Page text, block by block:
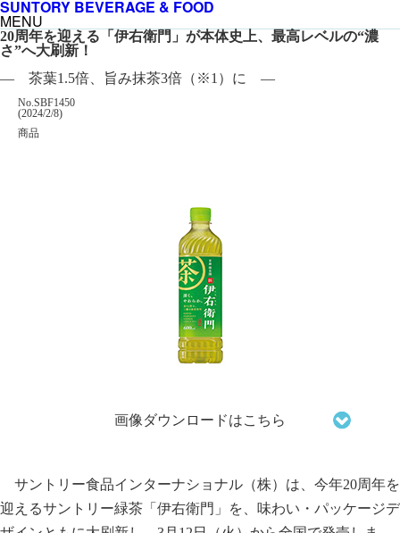
SUNTORY BEVERAGE & FOOD
MENU
20周年を迎える「伊右衛門」が本体史上、最高レベルの“濃
さ”へ大刷新！
― 茶葉1.5倍、旨み抹茶3倍（※1）に ―
掲載番号
No.SBF1450
掲載日
(2024/2/8)
カテゴリー
商品
画像ダウンロードはこちら
サントリー食品インターナショナル（株）は、今年20周年を
迎えるサントリー緑茶「伊右衛門」を、味わい・パッケージデ